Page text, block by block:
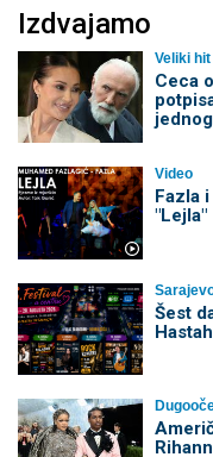
Izdvajamo
Veliki hit
Ceca
Video
Fazla
"Lejla"
Šest